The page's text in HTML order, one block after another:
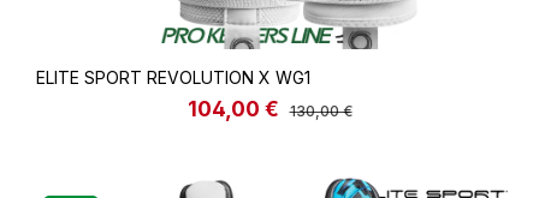
ELITE SPORT REVOLUTION X WG1
Verkaufspreis:
104,00 € Regulärer Preis:
130,00 €